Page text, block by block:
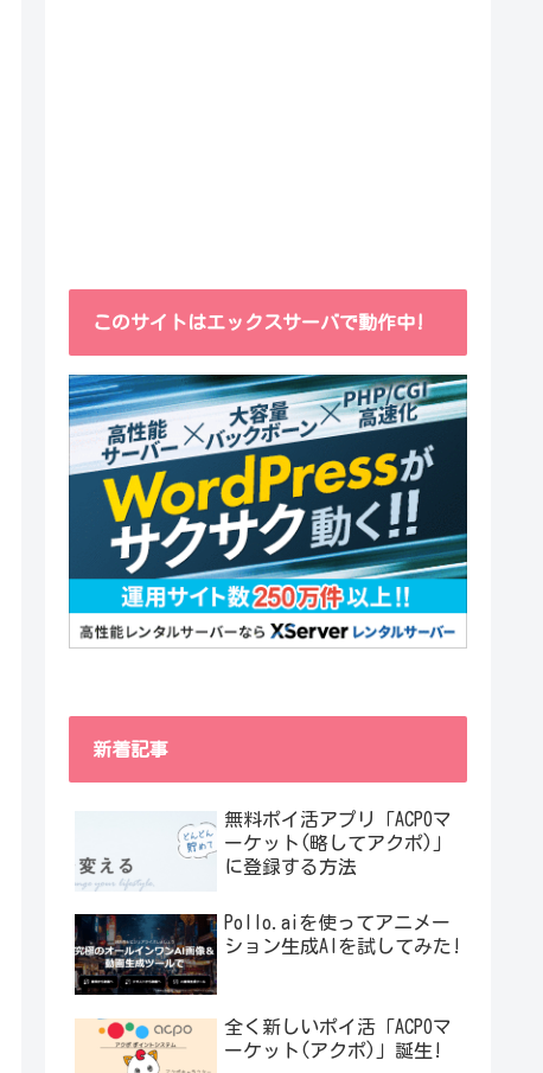
このサイトはエックスサーバで動作中!
新着記事
無料ポイ活アプリ「ACPOマ
ーケット(略してアクポ)」
に登録する方法
Pollo.aiを使ってアニメー
ション生成AIを試してみた!
全く新しいポイ活「ACPOマ
ーケット(アクポ)」誕生!